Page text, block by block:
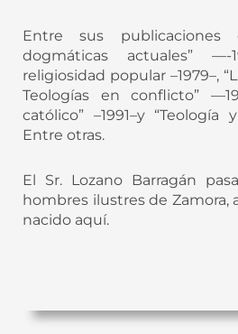
Entre sus publicaciones
dogmáticas actuales”
religiosidad popular –1979–,
Teologías en conflicto”
católico” –1991–y
Entre otras.
El Sr. Lozano Barragán
hombres ilustres de Zamora,
nacido aquí.